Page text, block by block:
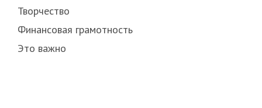
Творчество
Финансовая грамотность
Это важно